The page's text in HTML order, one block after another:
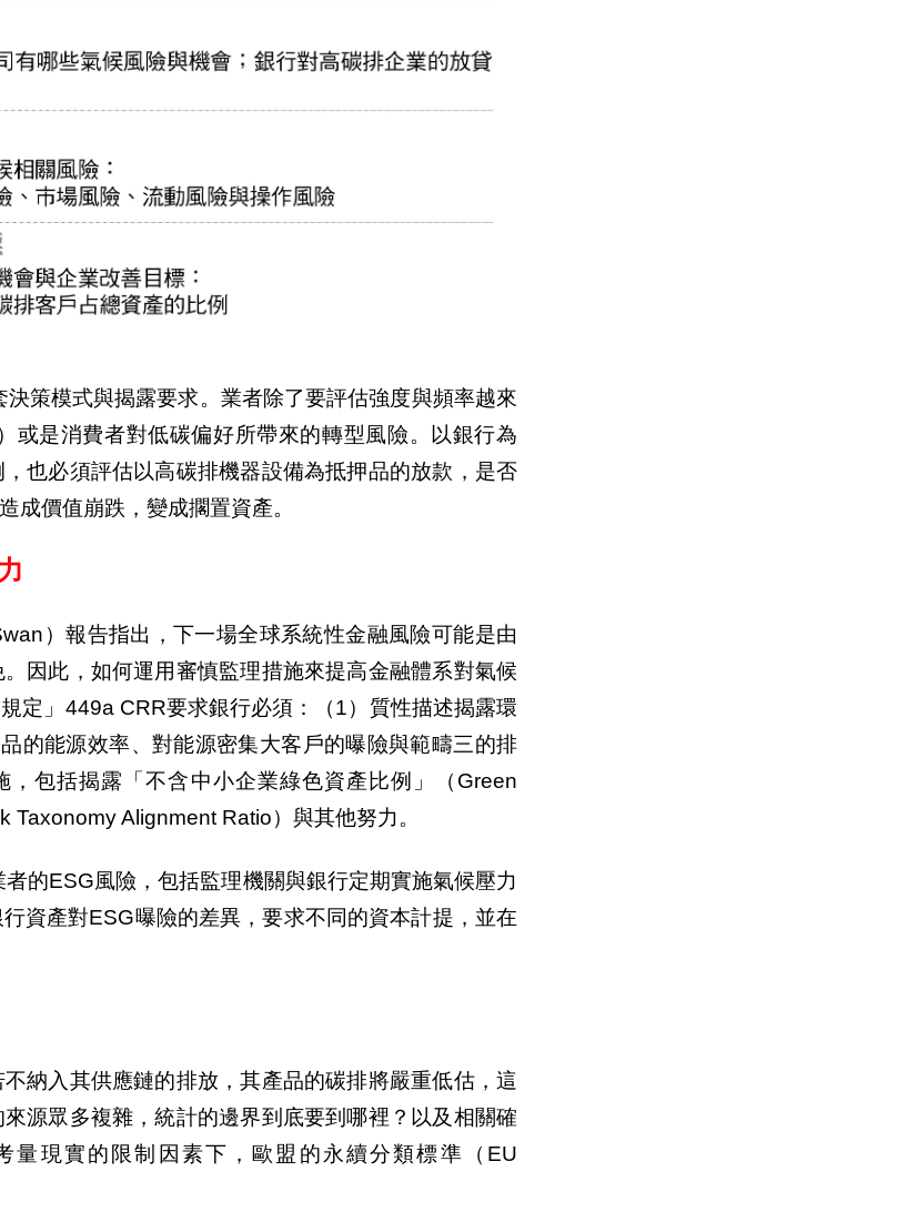
策模式與揭露要求。業者除了要評估強度與頻率越來
或是消費者對低碳偏好所帶來的轉型風險。以銀行為
也必須評估以高碳排機器設備為抵押品的放款，是否
成價值崩跌，變成擱置資產。
）報告指出，下一場全球系統性金融風險可能是由
因此，如何運用審慎監理措施來提高金融體系對氣候
定」 449a CRR要求銀行必須：（1）質性描述揭露環
的能源效率、對能源密集大客戶的曝險與範疇三的排
，包括揭露「不含中小企業綠色資產比例」（ Green
Taxonomy Alignment Ratio）與其他努力。
者的ESG風險，包括監理機關與銀行定期實施氣候壓力
資產對ESG曝險的差異，要求不同的資本計提，並在
納入其供應鏈的排放，其產品的碳排將嚴重低估，這
源眾多複雜，統計的邊界到底要到哪裡？以及相關確
現實的限制因素下，歐盟的永續分類標準（ EU